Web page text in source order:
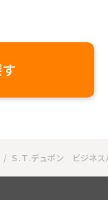
Ｓ.Ｔ.デュポン ビジネス